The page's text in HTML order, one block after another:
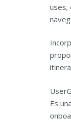
uses,
Es